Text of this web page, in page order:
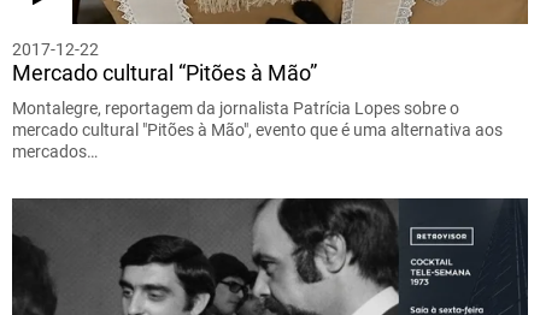
2017-12-22
Mercado cultural “Pitões à Mão”
Montalegre, reportagem da jornalista Patrícia Lopes sobre o
mercado cultural "Pitões à Mão", evento que é uma alternativa aos
mercados…